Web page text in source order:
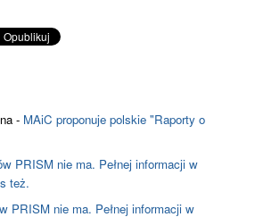
- MAiC proponuje polskie "Raporty o
PRISM nie ma. Pełnej informacji w
też.
PRISM nie ma. Pełnej informacji w